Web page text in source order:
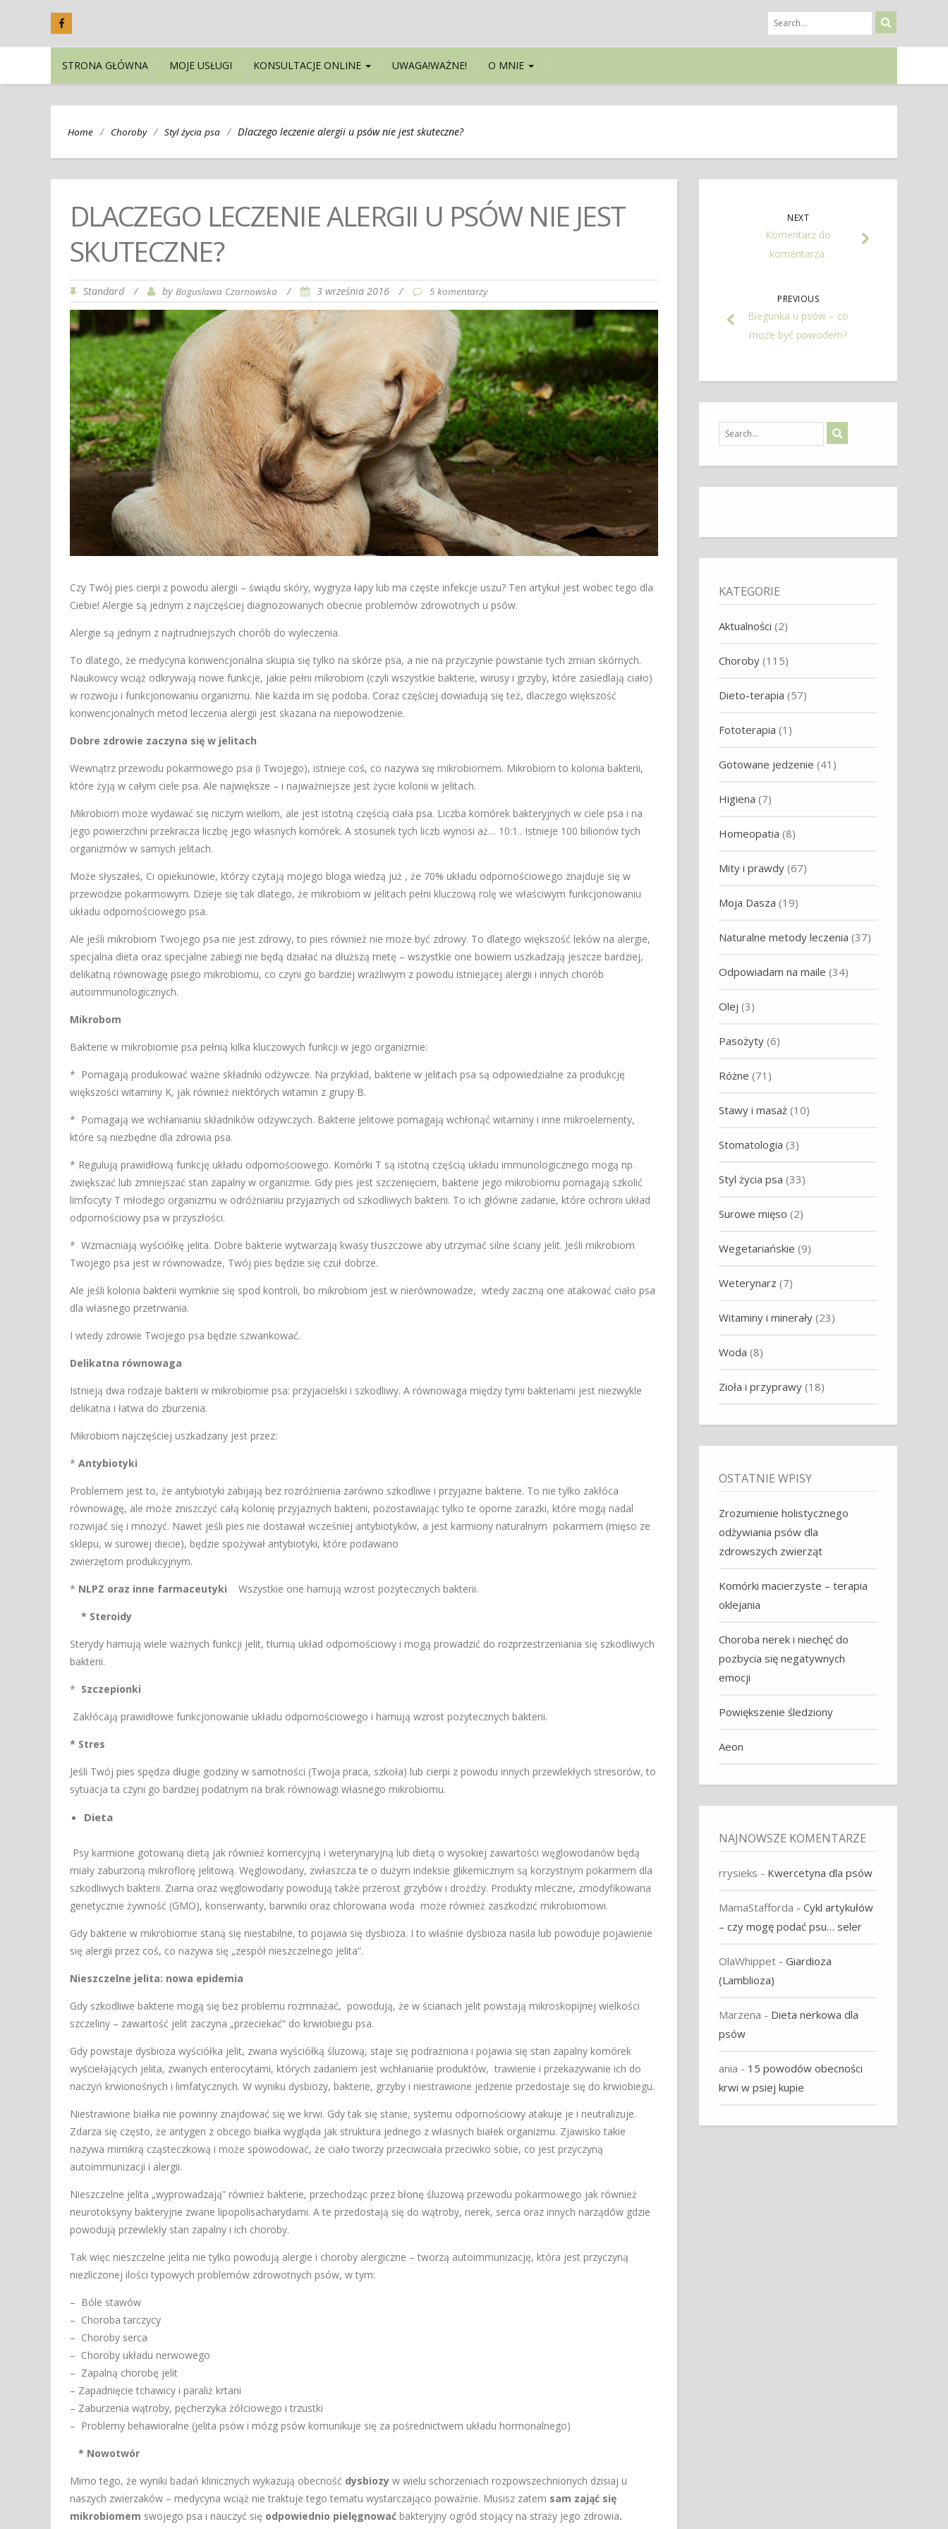
STRONA GŁÓWNA MOJE USŁUGI KONSULTACJE ONLINE UWAGA!WAŻNE! O MNIE
Home / Choroby / Styl życia psa / Dlaczego leczenie alergii u psów nie jest skuteczne?
DLACZEGO LECZENIE ALERGII U PSÓW NIE JEST
SKUTECZNE?
Standard / by Boguslawa Czarnowska / 3 września 2016 / 5 komentarzy
Czy Twój pies cierpi z powodu alergii – świądu skóry, wygryza łapy lub ma częste infekcje uszu? Ten artykuł jest wobec tego dla
Ciebie! Alergie są jednym z najczęściej diagnozowanych obecnie problemów zdrowotnych u psów.
Alergie są jednym z najtrudniejszych chorób do wyleczenia.
To dlatego, że medycyna konwencjonalna skupia się tylko na skórze psa, a nie na przyczynie powstanie tych zmian skórnych.
Naukowcy wciąż odkrywają nowe funkcje, jakie pełni mikrobiom (czyli wszystkie bakterie, wirusy i grzyby, które zasiedlają ciało)
w rozwoju i funkcjonowaniu organizmu. Nie każda im się podoba. Coraz częściej dowiadują się też, dlaczego większość
konwencjonalnych metod leczenia alergii jest skazana na niepowodzenie.
Dobre zdrowie zaczyna się w jelitach
Wewnątrz przewodu pokarmowego psa (i Twojego), istnieje coś, co nazywa się mikrobiomem. Mikrobiom to kolonia bakterii,
które żyją w całym ciele psa. Ale największe – i najważniejsze jest życie kolonii w jelitach.
Mikrobiom może wydawać się niczym wielkim, ale jest istotną częścią ciała psa. Liczba komórek bakteryjnych w ciele psa i na
jego powierzchni przekracza liczbę jego własnych komórek. A stosunek tych liczb wynosi aż… 10:1.. Istnieje 100 bilionów tych
organizmów w samych jelitach.
Może słyszałeś, Ci opiekunowie, którzy czytają mojego bloga wiedzą już , że 70% układu odpornościowego znajduje się w
przewodzie pokarmowym. Dzieje się tak dlatego, że mikrobiom w jelitach pełni kluczową rolę we właściwym funkcjonowaniu
układu odpornościowego psa.
Ale jeśli mikrobiom Twojego psa nie jest zdrowy, to pies również nie może być zdrowy. To dlatego większość leków na alergie,
specjalna dieta oraz specjalne zabiegi nie będą działać na dłuższą metę – wszystkie one bowiem uszkadzają jeszcze bardziej,
delikatną równowagę psiego mikrobiomu, co czyni go bardziej wrażliwym z powodu istniejącej alergii i innych chorób
autoimmunologicznych.
Mikrobom
Bakterie w mikrobiomie psa pełnią kilka kluczowych funkcji w jego organizmie:
* Pomagają produkować ważne składniki odżywcze. Na przykład, bakterie w jelitach psa są odpowiedzialne za produkcję
większości witaminy K, jak również niektórych witamin z grupy B.
* Pomagają we wchłanianiu składników odżywczych. Bakterie jelitowe pomagają wchłonąć witaminy i inne mikroelementy,
które są niezbędne dla zdrowia psa.
* Regulują prawidłową funkcję układu odpornościowego. Komórki T są istotną częścią układu immunologicznego mogą np.
zwiększać lub zmniejszać stan zapalny w organizmie. Gdy pies jest szczenięciem, bakterie jego mikrobiomu pomagają szkolić
limfocyty T młodego organizmu w odróżnianiu przyjaznych od szkodliwych bakterii. To ich główne zadanie, które ochroni układ
odpornościowy psa w przyszłości.
* Wzmacniają wyściółkę jelita. Dobre bakterie wytwarzają kwasy tłuszczowe aby utrzymać silne ściany jelit. Jeśli mikrobiom
Twojego psa jest w równowadze, Twój pies będzie się czuł dobrze.
Ale jeśli kolonia bakterii wymknie się spod kontroli, bo mikrobiom jest w nierównowadze, wtedy zaczną one atakować ciało psa
dla własnego przetrwania.
I wtedy zdrowie Twojego psa będzie szwankować.
Delikatna równowaga
Istnieją dwa rodzaje bakterii w mikrobiomie psa: przyjacielski i szkodliwy. A równowaga między tymi bakteriami jest niezwykle
delikatna i łatwa do zburzenia.
Mikrobiom najczęściej uszkadzany jest przez:
* Antybiotyki
Problemem jest to, że antybiotyki zabijają bez rozróżnienia zarówno szkodliwe i przyjazne bakterie. To nie tylko zakłóca
równowagę, ale może zniszczyć całą kolonię przyjaznych bakterii, pozostawiając tylko te oporne zarazki, które mogą nadal
rozwijać się i mnożyć. Nawet jeśli pies nie dostawał wcześniej antybiotyków, a jest karmiony naturalnym pokarmem (mięso ze
sklepu, w surowej diecie), będzie spożywał antybiotyki, które podawano
zwierzętom produkcyjnym.
* NLPZ oraz inne farmaceutyki Wszystkie one hamują wzrost pożytecznych bakterii.
* Steroidy
Sterydy hamują wiele ważnych funkcji jelit, tłumią układ odpornościowy i mogą prowadzić do rozprzestrzeniania się szkodliwych
bakterii.
* Szczepionki
Zakłócają prawidłowe funkcjonowanie układu odpornościowego i hamują wzrost pożytecznych bakterii.
* Stres
Jeśli Twój pies spędza długie godziny w samotności (Twoja praca, szkoła) lub cierpi z powodu innych przewlekłych stresorów, to
sytuacja ta czyni go bardziej podatnym na brak równowagi własnego mikrobiomu.
Dieta
Psy karmione gotowaną dietą jak również komercyjną i weterynaryjną lub dietą o wysokiej zawartości węglowodanów będą
miały zaburzoną mikroflorę jelitową. Węglowodany, zwłaszcza te o dużym indeksie glikemicznym są korzystnym pokarmem dla
szkodliwych bakterii. Ziarna oraz węglowodany powodują także przerost grzybów i drożdży. Produkty mleczne, zmodyfikowana
genetycznie żywność (GMO), konserwanty, barwniki oraz chlorowana woda może również zaszkodzić mikrobiomowi.
Gdy bakterie w mikrobiomie staną się niestabilne, to pojawia się dysbioza. I to właśnie dysbioza nasila lub powoduje pojawienie
się alergii przez coś, co nazywa się „zespół nieszczelnego jelita”.
Nieszczelne jelita: nowa epidemia
Gdy szkodliwe bakterie mogą się bez problemu rozmnażać, powodują, że w ścianach jelit powstają mikroskopijnej wielkości
szczeliny – zawartość jelit zaczyna „przeciekać” do krwiobiegu psa.
Gdy powstaje dysbioza wyściółka jelit, zwana wyściółką śluzową, staje się podrażniona i pojawia się stan zapalny komórek
wyściełających jelita, zwanych enterocytami, których zadaniem jest wchłanianie produktów, trawienie i przekazywanie ich do
naczyń krwionośnych i limfatycznych. W wyniku dysbiozy, bakterie, grzyby i niestrawione jedzenie przedostaje się do krwiobiegu.
Niestrawione białka nie powinny znajdować się we krwi. Gdy tak się stanie, systemu odpornościowy atakuje je i neutralizuje.
Zdarza się często, że antygen z obcego białka wygląda jak struktura jednego z własnych białek organizmu. Zjawisko takie
nazywa mimikrą cząsteczkową i może spowodować, że ciało tworzy przeciwciała przeciwko sobie, co jest przyczyną
autoimmunizacji i alergii.
Nieszczelne jelita „wyprowadzają” również bakterie, przechodząc przez błonę śluzową przewodu pokarmowego jak również
neurotoksyny bakteryjne zwane lipopolisacharydami. A te przedostają się do wątroby, nerek, serca oraz innych narządów gdzie
powodują przewlekły stan zapalny i ich choroby.
Tak więc nieszczelne jelita nie tylko powodują alergie i choroby alergiczne – tworzą autoimmunizację, która jest przyczyną
niezliczonej ilości typowych problemów zdrowotnych psów, w tym:
– Bóle stawów
– Choroba tarczycy
– Choroby serca
– Choroby układu nerwowego
– Zapalną chorobę jelit
– Zapadnięcie tchawicy i paraliż krtani
– Zaburzenia wątroby, pęcherzyka żółciowego i trzustki
– Problemy behawioralne (jelita psów i mózg psów komunikuje się za pośrednictwem układu hormonalnego)
* Nowotwór
Mimo tego, że wyniki badań klinicznych wykazują obecność dysbiozyw wielu schorzeniach rozpowszechnionych dzisiaj u
naszych zwierzaków – medycyna wciąż nie traktuje tego tematu wystarczająco poważnie. Musisz zatem sam zająć się
mikrobiomem swojego psa i nauczyć się odpowiednio pielęgnować bakteryjny ogród stojący na straży jego zdrowia.
NEXT
Komentarz do
komentarza.
PREVIOUS
Biegunka u psów – co
może być powodem?
KATEGORIE
Aktualności (2)
Choroby (115)
Dieto-terapia (57)
Fototerapia (1)
Gotowane jedzenie (41)
Higiena (7)
Homeopatia (8)
Mity i prawdy (67)
Moja Dasza (19)
Naturalne metody leczenia (37)
Odpowiadam na maile (34)
Olej (3)
Pasożyty (6)
Różne (71)
Stawy i masaż (10)
Stomatologia (3)
Styl życia psa (33)
Surowe mięso (2)
Wegetariańskie (9)
Weterynarz (7)
Witaminy i minerały (23)
Woda (8)
Zioła i przyprawy (18)
OSTATNIE WPISY
Zrozumienie holistycznego
odżywiania psów dla
zdrowszych zwierząt
Komórki macierzyste – terapia
oklejania
Choroba nerek i niechęć do
pozbycia się negatywnych
emocji
Powiększenie śledziony
Aeon
NAJNOWSZE KOMENTARZE
rrysieks - Kwercetyna dla psów
MamaStafforda -Cykl artykułów
– czy mogę podać psu… seler
OlaWhippet -Giardioza
(Lamblioza)
Marzena - Dieta nerkowa dla
psów
ania - 15 powodów obecności
krwi w psiej kupie